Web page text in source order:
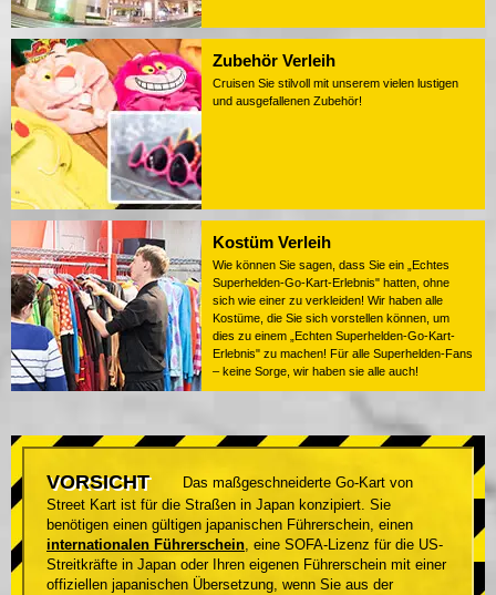
Zubehör Verleih
Cruisen Sie stilvoll mit unserem vielen lustigen
und ausgefallenen Zubehör!
Kostüm Verleih
Wie können Sie sagen, dass Sie ein „Echtes
Superhelden-Go-Kart-Erlebnis" hatten, ohne
sich wie einer zu verkleiden! Wir haben alle
Kostüme, die Sie sich vorstellen können, um
dies zu einem „Echten Superhelden-Go-Kart-
Erlebnis" zu machen! Für alle Superhelden-Fans
– keine Sorge, wir haben sie alle auch!
VORSICHT
Das maßgeschneiderte Go-Kart von
Street Kart ist für die Straßen in Japan konzipiert. Sie
benötigen einen gültigen japanischen Führerschein, einen
internationalen Führerschein, eine SOFA-Lizenz für die US-
Streitkräfte in Japan oder Ihren eigenen Führerschein mit einer
offiziellen japanischen Übersetzung, wenn Sie aus der